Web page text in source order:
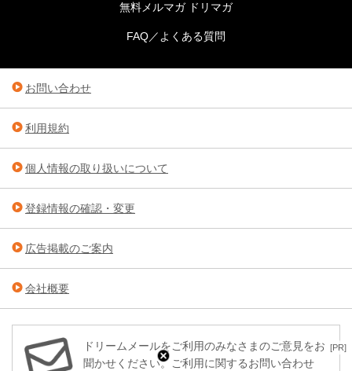
[PR]
無料メルマガ ドリマガ
FAQ／よくある質問
お問い合わせ
利用規約
個人情報の取り扱いについて
登録情報の確認・変更
広告掲載のご案内
会社概要
ドリームメールをご利用のみなさまのご意見をお
聞かせください。ご利用に関するお問い合わせ